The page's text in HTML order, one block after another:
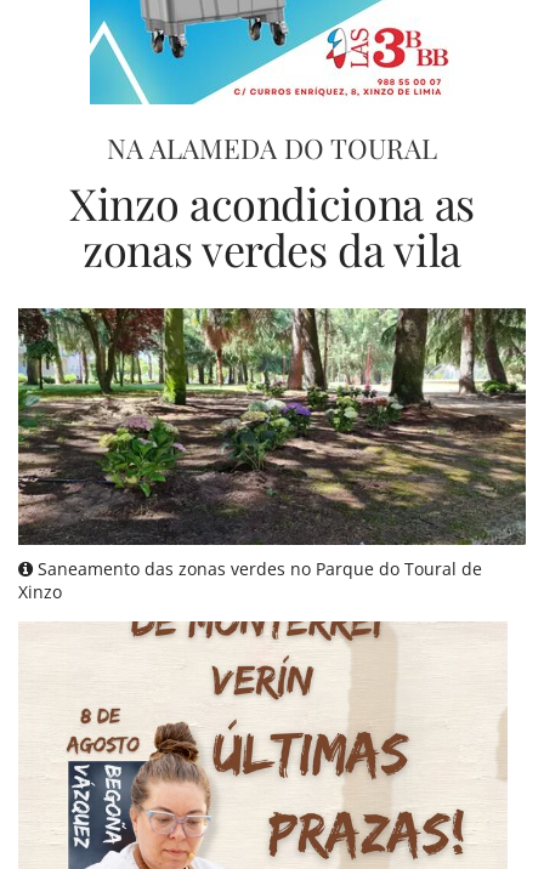
NA ALAMEDA DO TOURAL
Xinzo acondiciona as
zonas verdes da vila
Saneamento das zonas verdes no Parque do Toural de
Xinzo